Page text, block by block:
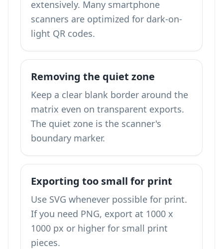
extensively. Many smartphone
scanners are optimized for dark-on-
light QR codes.
Removing the quiet zone
Keep a clear blank border around the
matrix even on transparent exports.
The quiet zone is the scanner's
boundary marker.
Exporting too small for print
Use SVG whenever possible for print.
If you need PNG, export at 1000 x
1000 px or higher for small print
pieces.